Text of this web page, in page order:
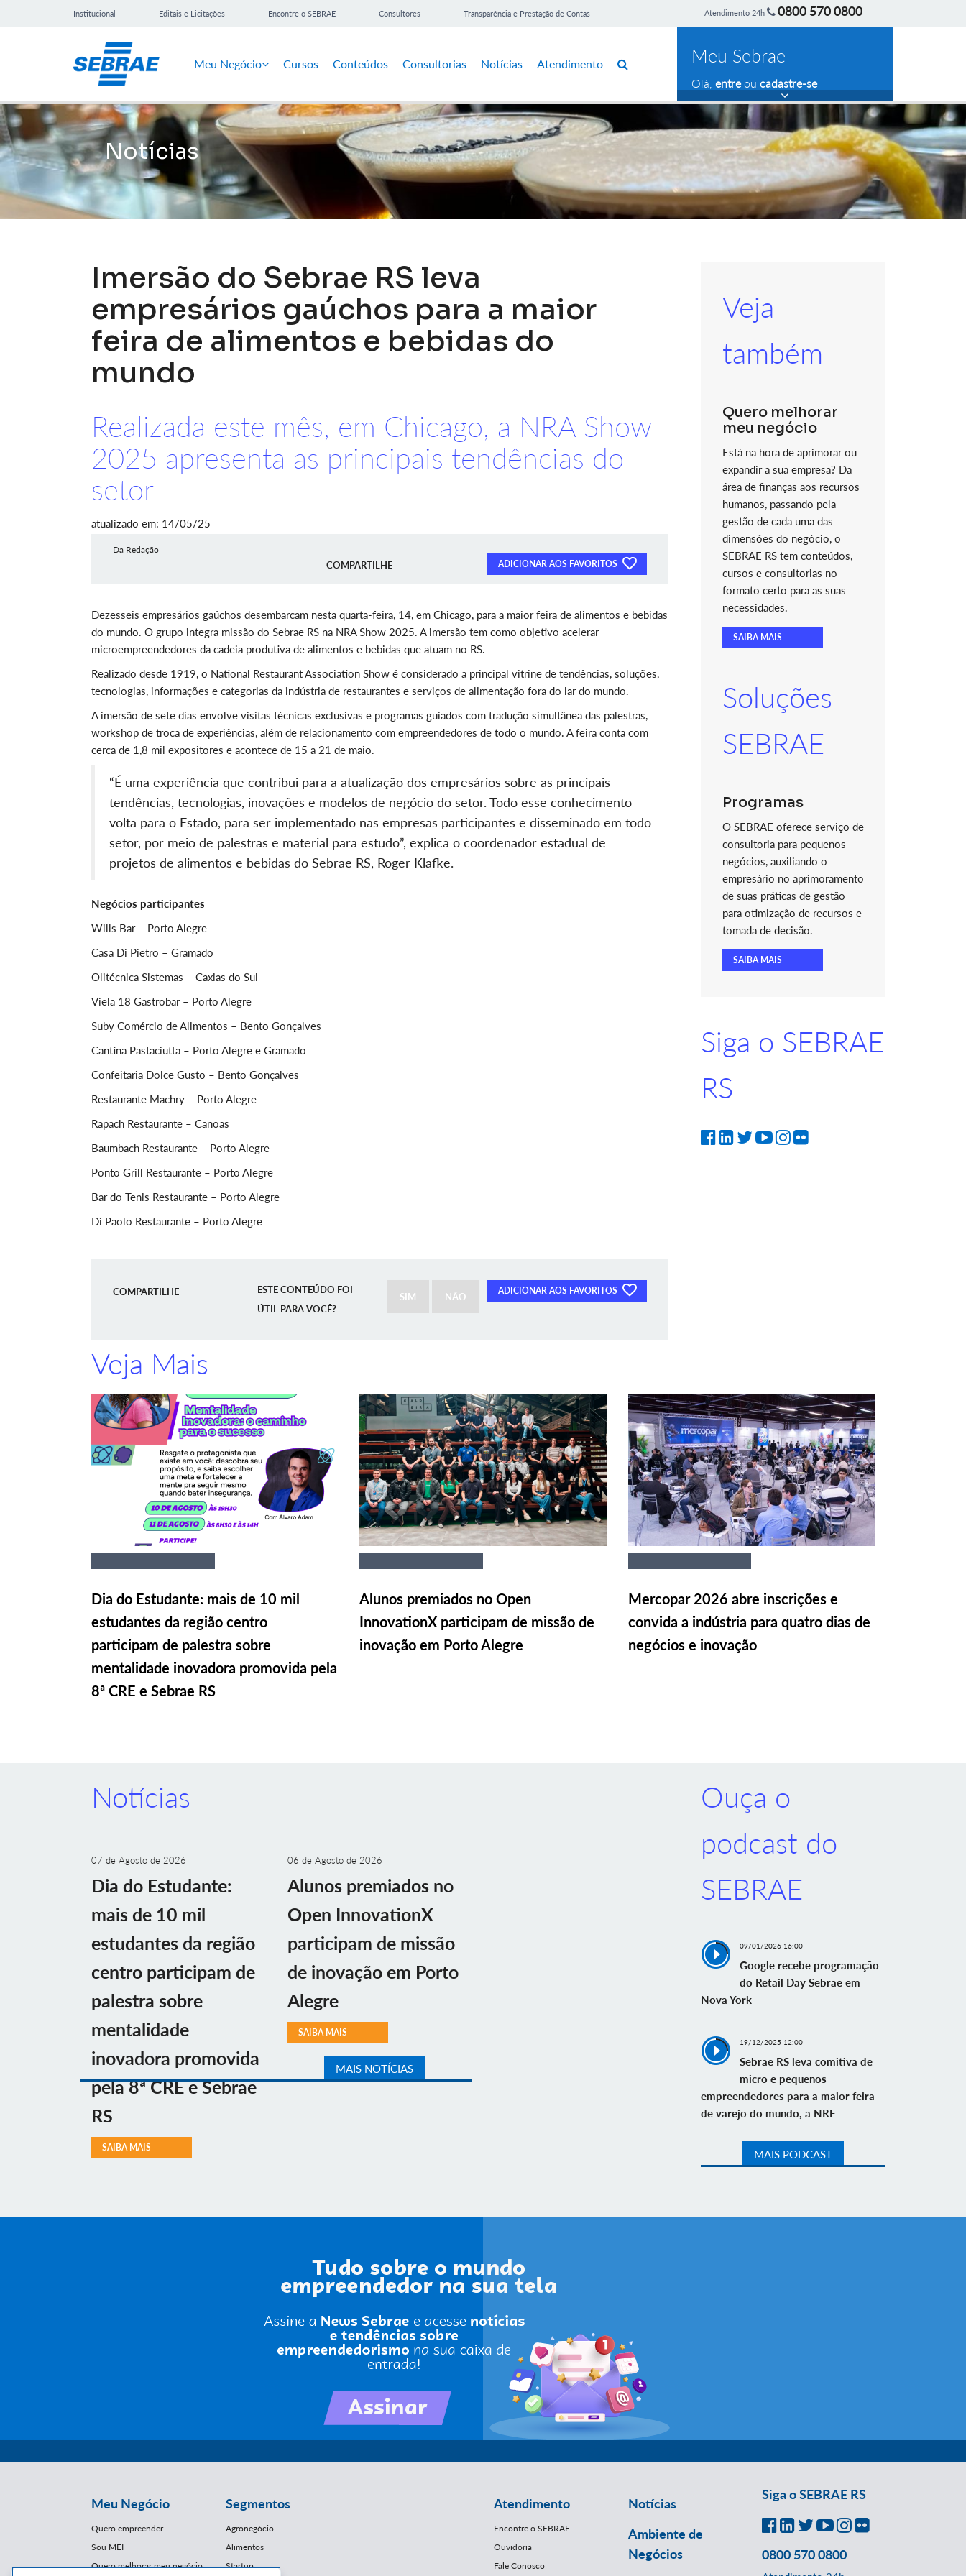
Institucional Editais e Licitações Encontre o SEBRAE Consultores Transparência e Prestação de Contas Atendimento 24h 0800 570 0800
Meu Negócio Cursos Conteúdos Consultorias Notícias Atendimento Meu Sebrae
Olá, entreou cadastre-se
Notícias
Imersão do Sebrae RS leva
empresários gaúchos para a maior
feira de alimentos e bebidas do
mundo
Realizada este mês, em Chicago, a NRA Show
2025 apresenta as principais tendências do
setor
atualizado em: 14/05/25
Da Redação
COMPARTILHE ADICIONAR AOS FAVORITOS
Dezesseis empresários gaúchos desembarcam nesta quarta-feira, 14, em Chicago, para a maior feira de alimentos e bebidas
do mundo. O grupo integra missão do Sebrae RS na NRA Show 2025. A imersão tem como objetivo acelerar
microempreendedores da cadeia produtiva de alimentos e bebidas que atuam no RS.
Realizado desde 1919, o National Restaurant Association Show é considerado a principal vitrine de tendências, soluções,
tecnologias, informações e categorias da indústria de restaurantes e serviços de alimentação fora do lar do mundo.
A imersão de sete dias envolve visitas técnicas exclusivas e programas guiados com tradução simultânea das palestras,
workshop de troca de experiências, além de relacionamento com empreendedores de todo o mundo. A feira conta com
cerca de 1,8 mil expositores e acontece de 15 a 21 de maio.
“É uma experiência que contribui para a atualização dos empresários sobre as principais
tendências, tecnologias, inovações e modelos de negócio do setor. Todo esse conhecimento
volta para o Estado, para ser implementado nas empresas participantes e disseminado em todo
setor, por meio de palestras e material para estudo”, explica o coordenador estadual de
projetos de alimentos e bebidas do Sebrae RS, Roger Klafke.
Negócios participantes
Wills Bar – Porto Alegre
Casa Di Pietro – Gramado
Olitécnica Sistemas – Caxias do Sul
Viela 18 Gastrobar – Porto Alegre
Suby Comércio de Alimentos – Bento Gonçalves
Cantina Pastaciutta – Porto Alegre e Gramado
Confeitaria Dolce Gusto – Bento Gonçalves
Restaurante Machry – Porto Alegre
Rapach Restaurante – Canoas
Baumbach Restaurante – Porto Alegre
Ponto Grill Restaurante – Porto Alegre
Bar do Tenis Restaurante – Porto Alegre
Di Paolo Restaurante – Porto Alegre
COMPARTILHE ADICIONAR AOS FAVORITOS
ESTE CONTEÚDO FOI
ÚTIL PARA VOCÊ?
SIM NÃO
Veja
também
Quero melhorar
meu negócio
Está na hora de aprimorar ou
expandir a sua empresa? Da
área de finanças aos recursos
humanos, passando pela
gestão de cada uma das
dimensões do negócio, o
SEBRAE RS tem conteúdos,
cursos e consultorias no
formato certo para as suas
necessidades.
SAIBA MAIS
Soluções
SEBRAE
Programas
O SEBRAE oferece serviço de
consultoria para pequenos
negócios, auxiliando o
empresário no aprimoramento
de suas práticas de gestão
para otimização de recursos e
tomada de decisão.
SAIBA MAIS
Siga o SEBRAE
RS
Veja Mais
Dia do Estudante: mais de 10 mil
estudantes da região centro
participam de palestra sobre
mentalidade inovadora promovida pela
8ª CRE e Sebrae RS
Alunos premiados no Open
InnovationX participam de missão de
inovação em Porto Alegre
Mercopar 2026 abre inscrições e
convida a indústria para quatro dias de
negócios e inovação
Notícias
07 de Agosto de 2026
Dia do Estudante:
mais de 10 mil
estudantes da região
centro participam de
palestra sobre
mentalidade
inovadora promovida
pela 8ª CRE e Sebrae
RS
SAIBA MAIS
06 de Agosto de 2026
Alunos premiados no
Open InnovationX
participam de missão
de inovação em Porto
Alegre
SAIBA MAIS
MAIS NOTÍCIAS
Ouça o
podcast do
SEBRAE
09/01/2026 16:00
Google recebe programação
do Retail Day Sebrae em
Nova York
19/12/2025 12:00
Sebrae RS leva comitiva de
micro e pequenos
empreendedores para a maior feira
de varejo do mundo, a NRF
MAIS PODCAST
Meu Negócio
Quero empreender
Sou MEI
Quero melhorar meu negócio
Segmentos
Agronegócio
Alimentos
Startup
Atendimento
Encontre o SEBRAE
Ouvidoria
Fale Conosco
Notícias
Ambiente de
Negócios
Siga o SEBRAE RS
0800 570 0800